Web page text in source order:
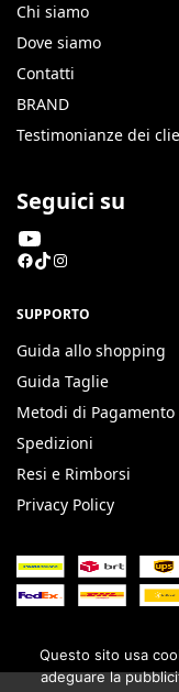
Chi siamo
Dove siamo
Contatti
BRAND
Testimonianze dei
Seguici su
SUPPORTO
Guida allo shopping
Guida Taglie
Metodi di Pagamento
Spedizioni
Resi e Rimborsi
Privacy Policy
Questo sito usa
adeguare la